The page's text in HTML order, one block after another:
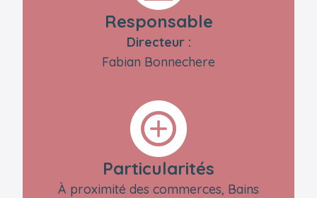
Responsable
Directeur :
Fabian Bonnechere
Particularités
À proximité des commerces, Bains